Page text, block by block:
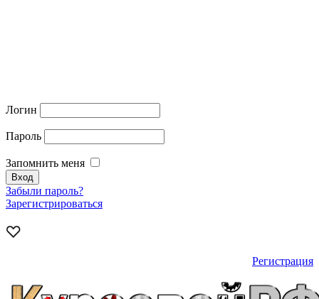
Логин
Пароль
Запомнить меня
Забыли пароль?
Зарегистрироваться
Регистрация